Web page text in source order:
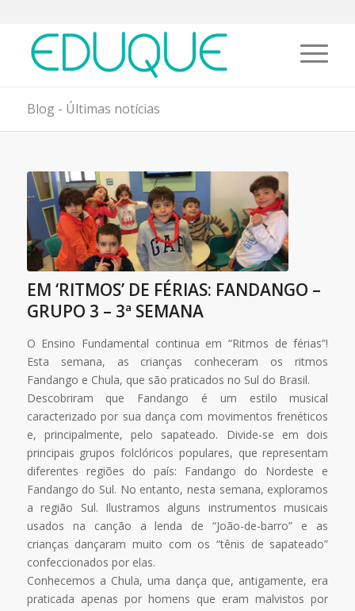
Blog - Últimas notícias
EM ‘RITMOS’ DE FÉRIAS: FANDANGO –
GRUPO 3 – 3ª SEMANA
O Ensino Fundamental continua em “Ritmos de férias”!
Esta semana, as crianças conheceram os ritmos
Fandango e Chula, que são praticados no Sul do Brasil.
Descobriram que Fandango é um estilo musical
caracterizado por sua dança com movimentos frenéticos
e, principalmente, pelo sapateado. Divide-se em dois
principais grupos folclóricos populares, que representam
diferentes regiões do país: Fandango do Nordeste e
Fandango do Sul. No entanto, nesta semana, exploramos
a região Sul. Ilustramos alguns instrumentos musicais
usados na canção a lenda de “João-de-barro” e as
crianças dançaram muito com os “tênis de sapateado”
confeccionados por elas.
Conhecemos a Chula, uma dança que, antigamente, era
praticada apenas por homens que eram malvistos por